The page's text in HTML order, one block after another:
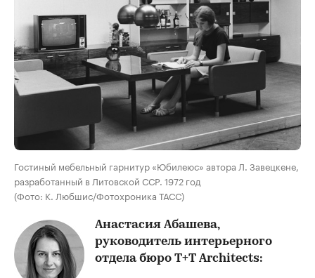
Гостиный мебельный гарнитур «Юбилеюс» автора Л. Завецкене,
разработанный в Литовской ССР. 1972 год
(Фото: К. Любшис/Фотохроника ТАСС)
Анастасия Абашева,
руководитель интерьерного
отдела бюро T+T Architects: